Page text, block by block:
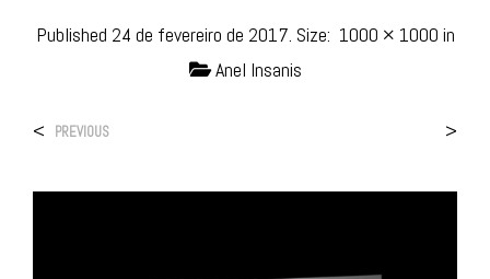
Published 24 de fevereiro de 2017. Size: 1000 × 1000 in
Anel Insanis
< PREVIOUS >